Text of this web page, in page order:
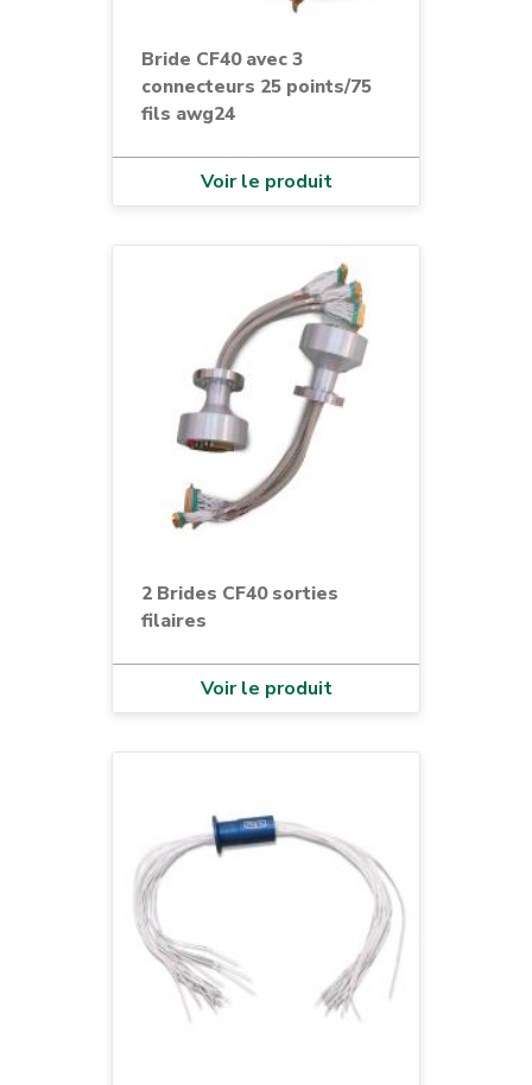
Bride CF40 avec 3
connecteurs 25 points/75
fils awg24
Voir le produit
2 Brides CF40 sorties
filaires
Voir le produit